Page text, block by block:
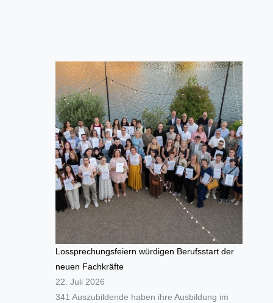
Lossprechungsfeiern würdigen Berufsstart der
neuen Fachkräfte
22. Juli 2026
341 Auszubildende haben ihre Ausbildung im